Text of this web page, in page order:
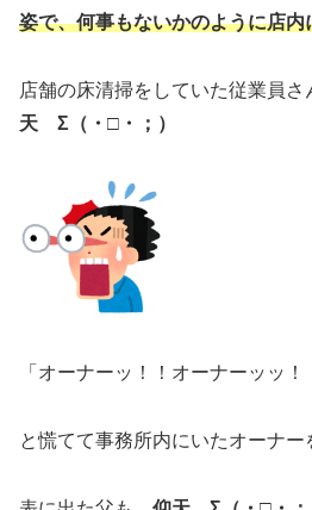
姿で、何事もないかのように店内
店舗の床清掃をしていた従業員さ
天 Σ（・□・；）
「オーナーッ！！オーナーッッ！
と慌てて事務所内にいたオーナー